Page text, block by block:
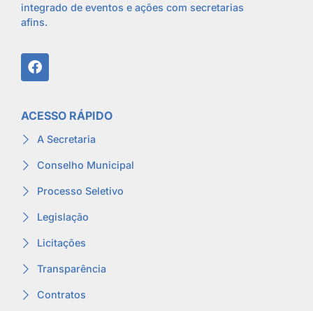
integrado de eventos e ações com secretarias
afins.
ACESSO RÁPIDO
A Secretaria
Conselho Municipal
Processo Seletivo
Legislação
Licitações
Transparência
Contratos